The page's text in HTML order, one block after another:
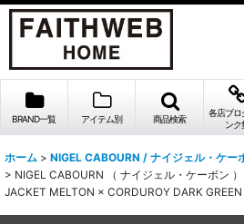
BRAND一覧 アイテム別 商品検索
各店ブロ
ンク
ホーム > NIGEL CABOURN / ナイジェル・ケー
> NIGEL CABOURN （ ナイジェル・ケーボン
JACKET MELTON × CORDUROY DARK